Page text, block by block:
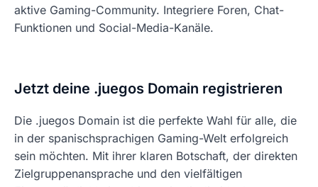
aktive Gaming-Community. Integriere Foren, Chat-
Funktionen und Social-Media-Kanäle.
Jetzt deine .juegos Domain registrieren
Die .juegos Domain ist die perfekte Wahl für alle, die
in der spanischsprachigen Gaming-Welt erfolgreich
sein möchten. Mit ihrer klaren Botschaft, der direkten
Zielgruppenansprache und den vielfältigen